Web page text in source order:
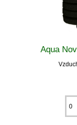
Aqua